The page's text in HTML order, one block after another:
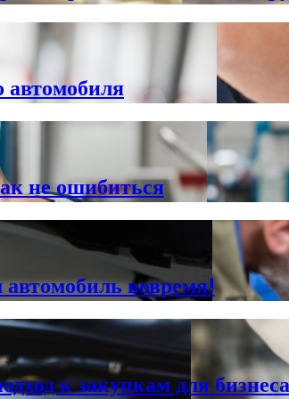
автомобиля
не ошибиться
вовремя!
к закупкам для бизнеса